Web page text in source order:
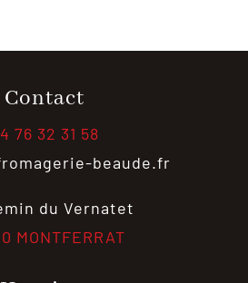
Contact
76 32 31 58
beaude.fr
du Vernatet
MONTFERRAT